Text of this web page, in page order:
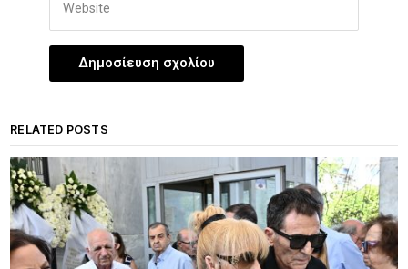
RELATED POSTS